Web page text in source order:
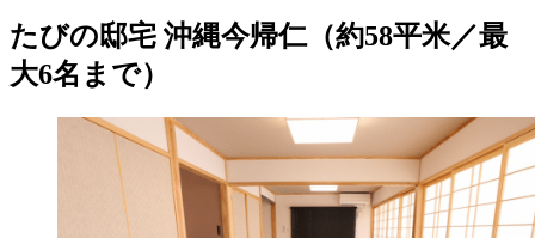
たびの邸宅 沖縄今帰仁（約58平米／最
大6名まで）